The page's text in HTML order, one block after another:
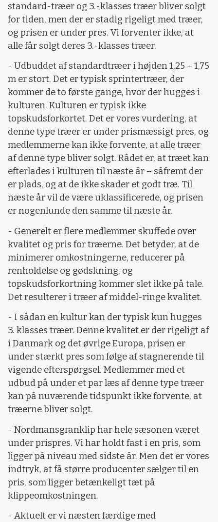
standard-træer og 3.-klasses træer bliver solgt
for tiden, men der er stadig rigeligt med træer,
og prisen er under pres. Vi forventer ikke, at
alle får solgt deres 3.-klasses træer.
- Udbuddet af standardtræer i højden 1,25 – 1,75
m er stort. Det er typisk sprintertræer, der
kommer de to første gange, hvor der hugges i
kulturen. Kulturen er typisk ikke
topskudsforkortet. Det er vores vurdering, at
denne type træer er under prismæssigt pres, og
medlemmerne kan ikke forvente, at alle træer
af denne type bliver solgt. Rådet er, at træet kan
efterlades i kulturen til næste år – såfremt der
er plads, og at de ikke skader et godt træ. Til
næste år vil de være uklassificerede, og prisen
er nogenlunde den samme til næste år.
- Generelt er flere medlemmer skuffede over
kvalitet og pris for træerne. Det betyder, at de
minimerer omkostningerne, reducerer på
renholdelse og gødskning, og
topskudsforkortning kommer slet ikke på tale.
Det resulterer i træer af middel-ringe kvalitet.
- I sådan en kultur kan der typisk kun hugges
3. klasses træer. Denne kvalitet er der rigeligt af
i Danmark og det øvrige Europa, prisen er
under stærkt pres som følge af stagnerende til
vigende efterspørgsel. Medlemmer med et
udbud på under et par læs af denne type træer
kan på nuværende tidspunkt ikke forvente, at
træerne bliver solgt.
- Nordmansgranklip har hele sæsonen været
under prispres. Vi har holdt fast i en pris, som
ligger på niveau med sidste år. Men det er vores
indtryk, at få større producenter sælger til en
pris, som ligger betænkeligt tæt på
klippeomkostningen.
- Aktuelt er vi næsten færdige med